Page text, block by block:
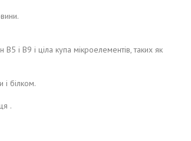
В5 і В9 і ціла купа мікроелементів, таких як
і білком.
.